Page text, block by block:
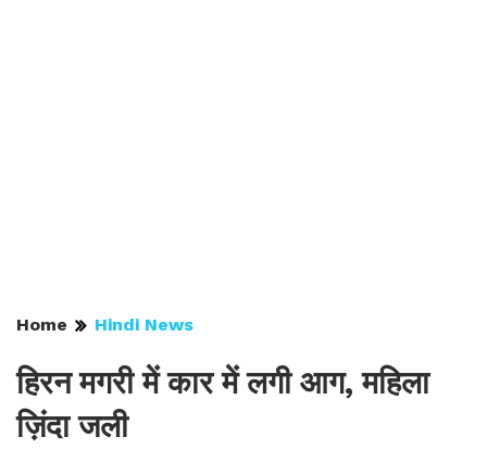
Home Hindi News
हिरन मगरी में कार में लगी आग, महिला
ज़िंदा जली